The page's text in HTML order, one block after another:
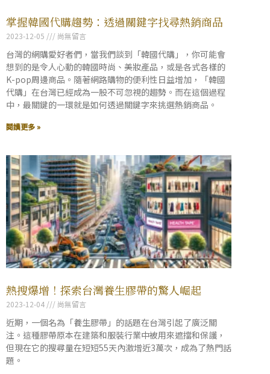
掌握韓國代購趨勢：透過關鍵字找尋熱銷商品
2023-12-05 尚無留言
台灣的網購愛好者們，當我們談到「韓國代購」，你可能會
想到的是令人心動的韓國時尚、美妝產品，或是各式各樣的
K-pop周邊商品。隨著網路購物的便利性日益增加，「韓國
代購」在台灣已經成為一股不可忽視的趨勢。而在這個過程
中，最關鍵的一環就是如何透過關鍵字來挑選熱銷商品。
閱讀更多 »
熱搜爆增！探索台灣養生膠帶的驚人崛起
2023-12-04 尚無留言
近期，一個名為「養生膠帶」的話題在台灣引起了廣泛關
注。這種膠帶原本在建築和服裝行業中被用來遮擋和保護，
但現在它的搜尋量在短短55天內激增近3萬次，成為了熱門話
題。